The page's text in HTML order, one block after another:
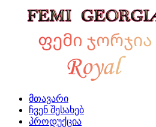
მთავარი
ჩვენ შესახებ
პროდუქცია